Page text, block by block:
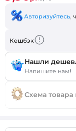
Авторизуйтесь,
Кешбэк
Нашли
Напишите нам!
Схема товара